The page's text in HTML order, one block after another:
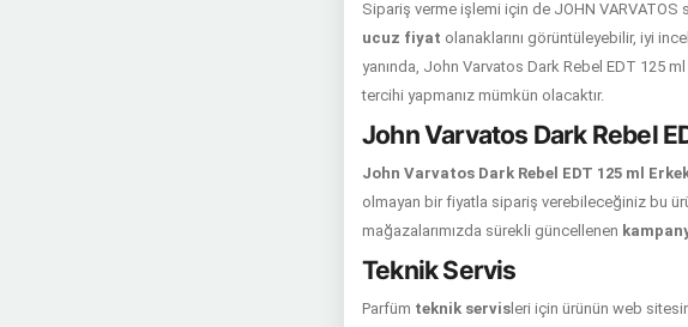
Sipariş verme işlemi için de JOHN VARVATOS
ucuz fiyat olanaklarını görüntüleyebilir, iyi
yanında, John Varvatos Dark Rebel EDT 125
tercihi yapmanız mümkün olacaktır.
John Varvatos Dark Rebel
John Varvatos Dark Rebel EDT 125 ml
olmayan bir fiyatla sipariş verebileceğiniz bu
mağazalarımızda sürekli güncellenen
Teknik Servis
Parfüm teknik servis leri için ürünün web